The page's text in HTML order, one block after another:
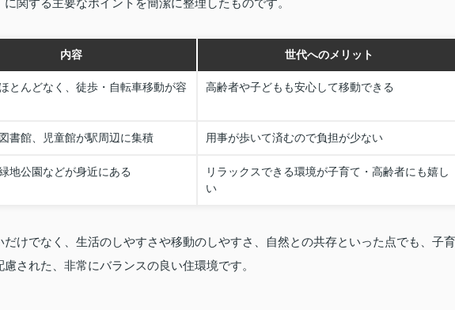
関する主要なポイントを簡潔に整理したものです。
内容 世代へのメリット
とんどなく、徒歩・自転車移動が容
高齢者や子どもも安心して移動できる
書館、児童館が駅周辺に集積 用事が歩いて済むので負担が少ない
地公園などが身近にある
リラックスできる環境が子育て・高齢者にも嬉し
い
けでなく、生活のしやすさや移動のしやすさ、自然との共存といった点でも、子育
された、非常にバランスの良い住環境です。